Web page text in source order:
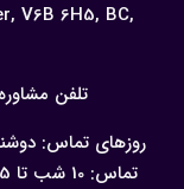
V6B 6H5, BC,
تلفن
روزهای تماس:
تماس: 10 شب تا 5 صبح به وقت ایران